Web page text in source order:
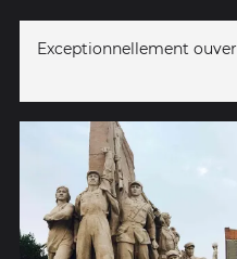
Exceptionnellement